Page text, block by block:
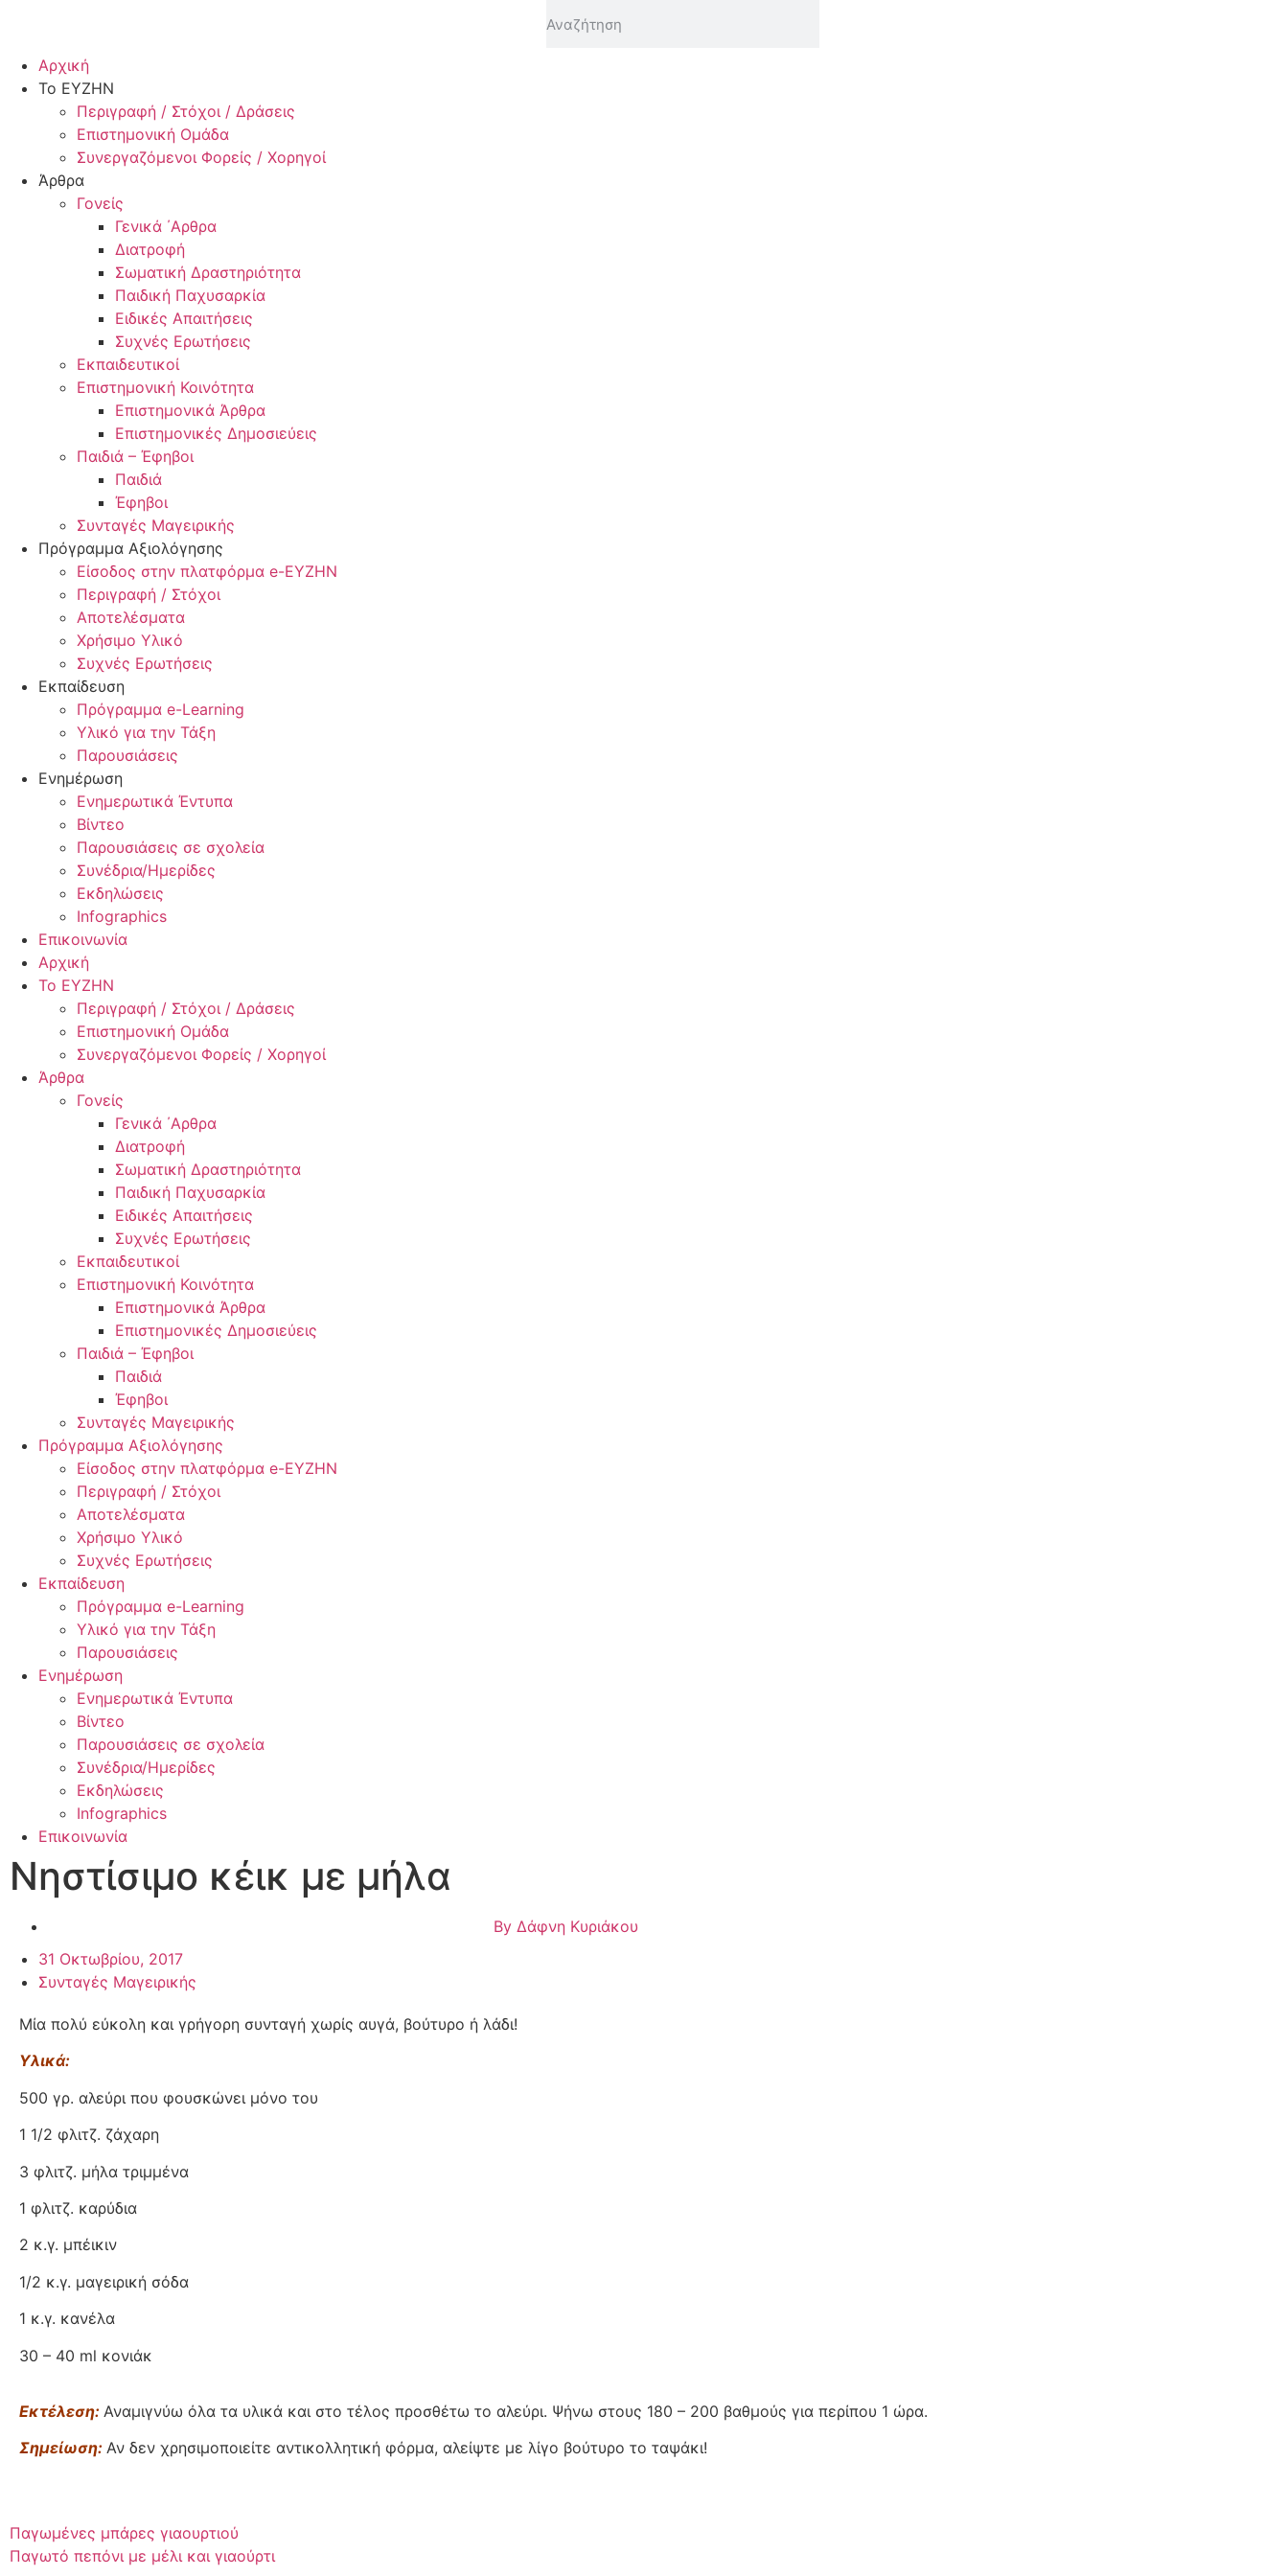
Αρχική
Το ΕΥΖΗΝ
Περιγραφή / Στόχοι / Δράσεις
Επιστημονική Ομάδα
Συνεργαζόμενοι Φορείς / Χορηγοί
Άρθρα
Γονείς
Γενικά ΄Αρθρα
Διατροφή
Σωματική Δραστηριότητα
Παιδική Παχυσαρκία
Ειδικές Απαιτήσεις
Συχνές Ερωτήσεις
Εκπαιδευτικοί
Επιστημονική Κοινότητα
Επιστημονικά Άρθρα
Επιστημονικές Δημοσιεύεις
Παιδιά – Έφηβοι
Παιδιά
Έφηβοι
Συνταγές Μαγειρικής
Πρόγραμμα Αξιολόγησης
Είσοδος στην πλατφόρμα e-EYZHN
Περιγραφή / Στόχοι
Αποτελέσματα
Χρήσιμο Υλικό
Συχνές Ερωτήσεις
Εκπαίδευση
Πρόγραμμα e-Learning
Υλικό για την Τάξη
Παρουσιάσεις
Ενημέρωση
Ενημερωτικά Έντυπα
Βίντεο
Παρουσιάσεις σε σχολεία
Συνέδρια/Ημερίδες
Εκδηλώσεις
Infographics
Επικοινωνία
Αρχική
Το ΕΥΖΗΝ
Περιγραφή / Στόχοι / Δράσεις
Επιστημονική Ομάδα
Συνεργαζόμενοι Φορείς / Χορηγοί
Άρθρα
Γονείς
Γενικά ΄Αρθρα
Διατροφή
Σωματική Δραστηριότητα
Παιδική Παχυσαρκία
Ειδικές Απαιτήσεις
Συχνές Ερωτήσεις
Εκπαιδευτικοί
Επιστημονική Κοινότητα
Επιστημονικά Άρθρα
Επιστημονικές Δημοσιεύεις
Παιδιά – Έφηβοι
Παιδιά
Έφηβοι
Συνταγές Μαγειρικής
Πρόγραμμα Αξιολόγησης
Είσοδος στην πλατφόρμα e-EYZHN
Περιγραφή / Στόχοι
Αποτελέσματα
Χρήσιμο Υλικό
Συχνές Ερωτήσεις
Εκπαίδευση
Πρόγραμμα e-Learning
Υλικό για την Τάξη
Παρουσιάσεις
Ενημέρωση
Ενημερωτικά Έντυπα
Βίντεο
Παρουσιάσεις σε σχολεία
Συνέδρια/Ημερίδες
Εκδηλώσεις
Infographics
Επικοινωνία
Νηστίσιμο κέικ με μήλα
ByΔάφνη Κυριάκου
31 Οκτωβρίου, 2017
Συνταγές Μαγειρικής
Μία πολύ εύκολη και γρήγορη συνταγή χωρίς αυγά, βούτυρο ή λάδι!
Υλικά:
500 γρ. αλεύρι που φουσκώνει μόνο του
1 1/2 φλιτζ. ζάχαρη
3 φλιτζ. μήλα τριμμένα
1 φλιτζ. καρύδια
2 κ.γ. μπέικιν
1/2 κ.γ. μαγειρική σόδα
1 κ.γ. κανέλα
30 – 40 ml κονιάκ
Εκτέλεση: Αναμιγνύω όλα τα υλικά και στο τέλος προσθέτω το αλεύρι. Ψήνω στους 180 – 200 βαθμούς για περίπου 1 ώρα.
Σημείωση: Αν δεν χρησιμοποιείτε αντικολλητική φόρμα, αλείψτε με λίγο βούτυρο το ταψάκι!
Παγωμένες μπάρες γιαουρτιού
Παγωτό πεπόνι με μέλι και γιαούρτι